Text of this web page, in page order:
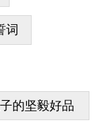
词
的坚毅好品